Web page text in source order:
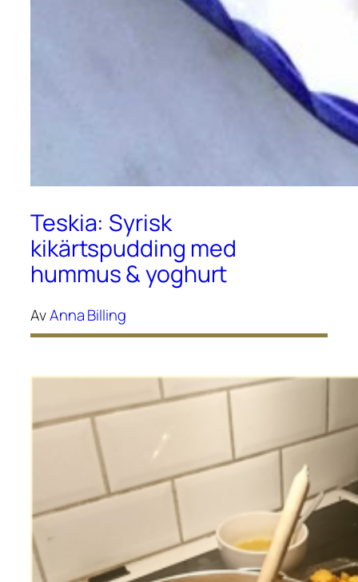
Teskia: Syrisk
kikärtspudding med
hummus & yoghurt
AvAnna Billing